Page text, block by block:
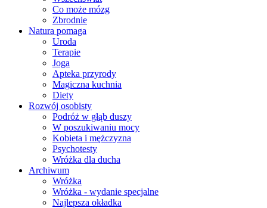
Co może mózg
Zbrodnie
Natura pomaga
Uroda
Terapie
Joga
Apteka przyrody
Magiczna kuchnia
Diety
Rozwój osobisty
Podróż w głąb duszy
W poszukiwaniu mocy
Kobieta i mężczyzna
Psychotesty
Wróżka dla ducha
Archiwum
Wróżka
Wróżka - wydanie specjalne
Najlepsza okładka